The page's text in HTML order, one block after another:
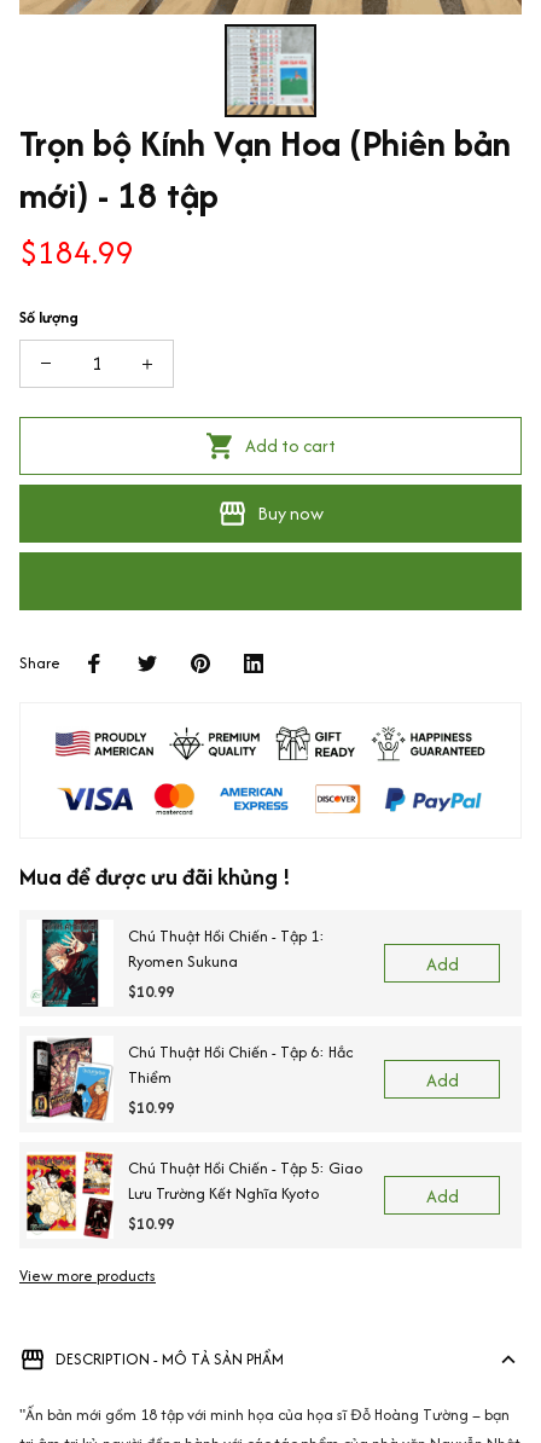
Trọn bộ Kính Vạn Hoa (Phiên bản
mới) - 18 tập
$184.99
Số lượng
Add to cart
Buy now
Share
Mua để được ưu đãi khủng !
Chú Thuật Hồi Chiến - Tập 1:
Ryomen Sukuna
$10.99
Add
Chú Thuật Hồi Chiến - Tập 6: Hắc
Thiểm
$10.99
Add
Chú Thuật Hồi Chiến - Tập 5: Giao
Lưu Trường Kết Nghĩa Kyoto
$10.99
Add
View more products
DESCRIPTION - MÔ TẢ SẢN PHẨM
"Ấn bản mới gồm 18 tập với minh họa của họa sĩ Đỗ Hoàng Tường – bạn